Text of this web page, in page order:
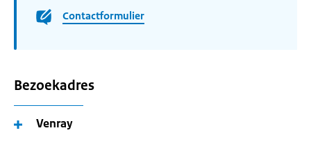
Contactformulier
Bezoekadres
Venray